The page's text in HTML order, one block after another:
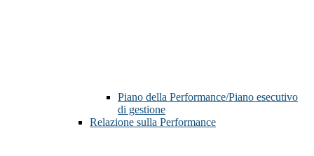
Piano della Performance/Piano esecutivo
di gestione
Relazione sulla Performance